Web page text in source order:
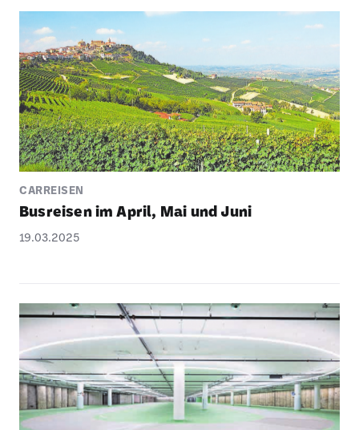
CARREISEN
Busreisen im April, Mai und Juni
19.03.2025